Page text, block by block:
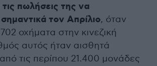
πωλήσεις της να
τον Απρίλιο, όταν
οχήματα στην κινεζική
αυτός ήταν αισθητά
τις περίπου 21.400 μονάδες